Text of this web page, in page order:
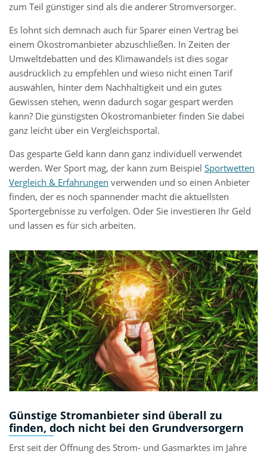
zum Teil günstiger sind als die anderer Stromversorger.
Es lohnt sich demnach auch für Sparer einen Vertrag bei
einem Ökostromanbieter abzuschließen. In Zeiten der
Umweltdebatten und des Klimawandels ist dies sogar
ausdrücklich zu empfehlen und wieso nicht einen Tarif
auswählen, hinter dem Nachhaltigkeit und ein gutes
Gewissen stehen, wenn dadurch sogar gespart werden
kann? Die günstigsten Ökostromanbieter finden Sie dabei
ganz leicht über ein Vergleichsportal.
Das gesparte Geld kann dann ganz individuell verwendet
werden. Wer Sport mag, der kann zum Beispiel Sportwetten
Vergleich & Erfahrungen verwenden und so einen Anbieter
finden, der es noch spannender macht die aktuellsten
Sportergebnisse zu verfolgen. Oder Sie investieren Ihr Geld
und lassen es für sich arbeiten.
Günstige Stromanbieter sind überall zu
finden, doch nicht bei den Grundversorgern
Erst seit der Öffnung des Strom- und Gasmarktes im Jahre